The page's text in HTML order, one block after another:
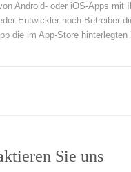
Android- oder iOS-Apps
Entwickler noch Betreiber
die im App-Store
Sie uns